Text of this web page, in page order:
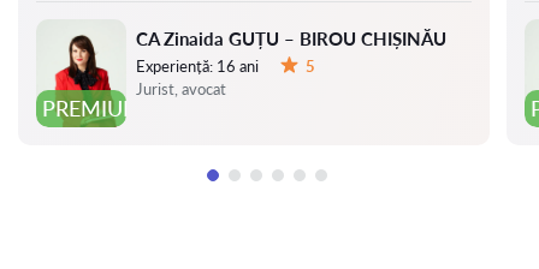
PREMIUM
CA Zinaida GUȚU – BIROU CHIȘINĂU
Experiență: 16 ani
5
Jurist, avocat